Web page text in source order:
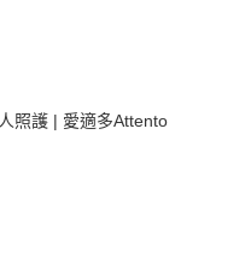
照護 | 愛適多Attento